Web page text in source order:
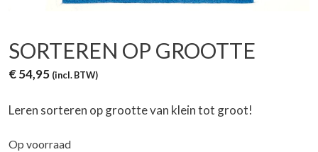
SORTEREN OP GROOTTE
€54,95 (incl. BTW)
Leren sorteren op grootte van klein tot groot!
Op voorraad